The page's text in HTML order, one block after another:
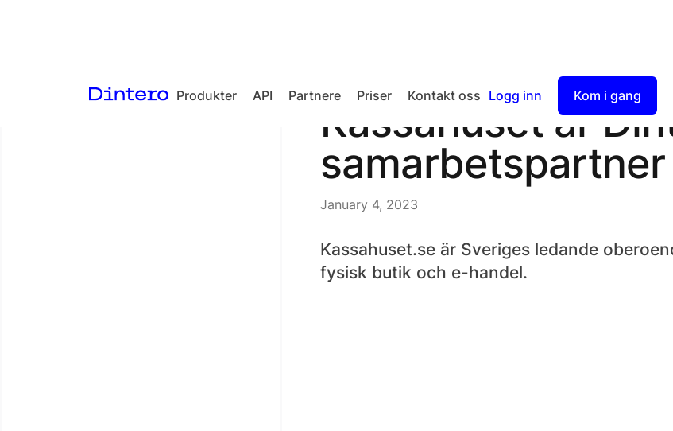
Produkter API Partnere Priser
Checkout
Split Payout
Kontakt oss Logg inn Kom i gang
<- Tilbake til artikler
Kassahuset är
samarbetspartner
January 4, 2023
Kassahuset.se är Sveriges ledande
fysisk butik och e-handel.